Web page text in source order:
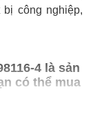
công nghiệp,
4 là sản
có thể mua
4 giá rẻ